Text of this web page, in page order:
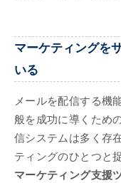
マーケティングを
いる
メールを配信する機
般を成功に導くため
信システムは多く存
ティングのひとつと
マーケティング支援